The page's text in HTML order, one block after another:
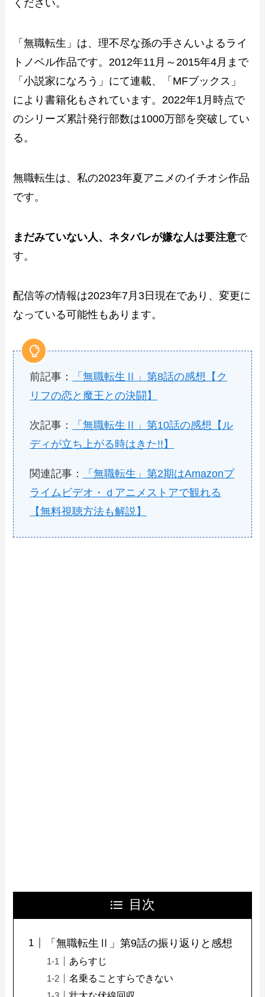
ください。
「無職転生」は、理不尽な孫の手さんいよるライ
トノベル作品です。2012年11月～2015年4月まで
「小説家になろう」にて連載、「MFブックス」
により書籍化もされています。2022年1月時点で
のシリーズ累計発行部数は1000万部を突破してい
る。
無職転生は、私の2023年夏アニメのイチオシ作品
です。
まだみていない人、ネタバレが嫌な人は要注意で
す。
配信等の情報は2023年7月3日現在であり、変更に
なっている可能性もあります。
前記事：
「無職転生Ⅱ」第8話の感想【ク
リフの恋と魔王との決闘】
次記事：
「無職転生Ⅱ」第10話の感想【ル
ディが立ち上がる時はきた!!】
関連記事：
「無職転生」第2期はAmazonプ
ライムビデオ・ｄアニメストアで観れる
【無料視聴方法も解説】
目次
「無職転生Ⅱ」第9話の振り返りと感想
あらすじ
名乗ることすらできない